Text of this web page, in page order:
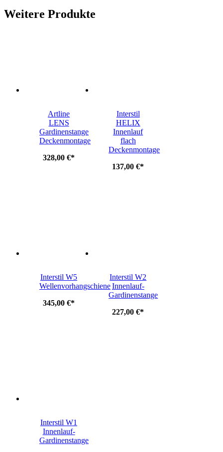
Weitere Produkte
Artline
LENS
Gardinenstange
Deckenmontage
328,00 €*
Interstil
HELIX
Innenlauf
flach
Deckenmontage
137,00 €*
Interstil W5
Wellenvorhangschiene
345,00 €*
Interstil W2
Innenlauf-
Gardinenstange
227,00 €*
Interstil W1
Innenlauf-
Gardinenstange